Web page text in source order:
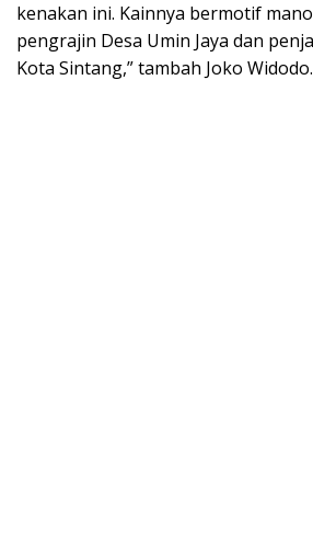
kenakan ini. Kainnya bermotif
pengrajin Desa Umin Jaya dan
Kota Sintang,” tambah Joko Widodo.